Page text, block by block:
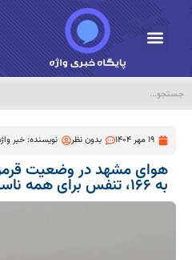
19 مهر 1404 بدون نظر نویسنده:خبر
هوای مشهد در وضعیت
به ۱۶۶، تنفس برای همه ناسالم است